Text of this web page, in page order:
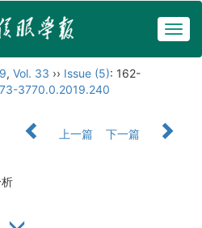
, Vol. 33 ›› Issue (5): 162-
3770.0.2019.240
上一篇
下一篇